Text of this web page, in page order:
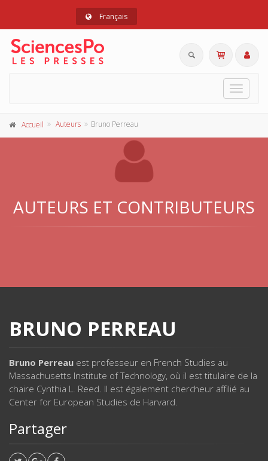
Français
Toggle
Accueil Auteurs Bruno Perreau
AUTEURS ET CONTRIBUTEURS
BRUNO PERREAU
Bruno Perreau est professeur en French Studies au
Massachusetts Institute of Technology, où il est titulaire de la
chaire Cynthia L. Reed. Il est également chercheur affilié au
Center for European Studies de Harvard.
Partager